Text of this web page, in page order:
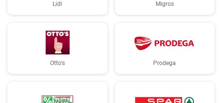
Lidl Migros
Otto's Prodega